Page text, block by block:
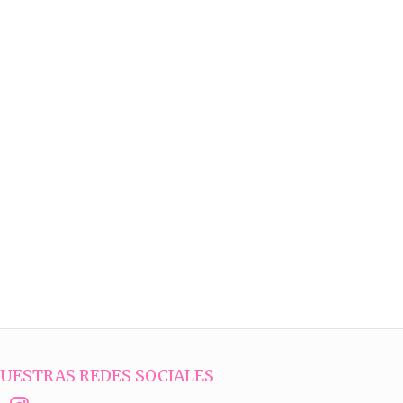
REDES SOCIALES